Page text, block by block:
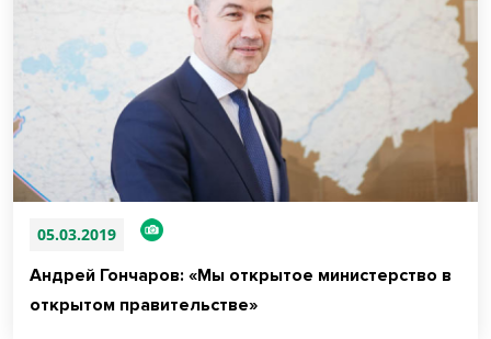
05.03.2019
Андрей Гончаров: «Мы открытое министерство в
открытом правительстве»